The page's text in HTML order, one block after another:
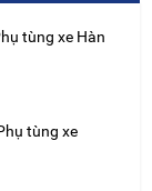
tùng xe Hàn
tùng xe